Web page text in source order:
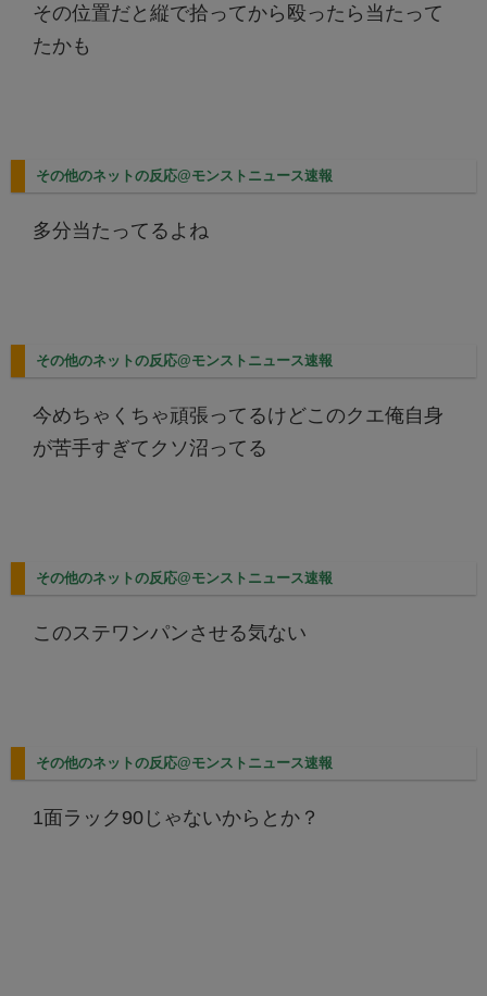
その位置だと縦で拾ってから殴ったら当たって
たかも
その他のネットの反応@モンストニュース速報
多分当たってるよね
その他のネットの反応@モンストニュース速報
今めちゃくちゃ頑張ってるけどこのクエ俺自身
が苦手すぎてクソ沼ってる
その他のネットの反応@モンストニュース速報
このステワンパンさせる気ない
その他のネットの反応@モンストニュース速報
1面ラック90じゃないからとか？